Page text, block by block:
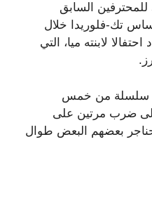
السابق
تك-فلوريدا خلال
لابنته ميا، التي
سلسلة من خمس
إلى ضرب مرتين على
بعضهم البعض طوال